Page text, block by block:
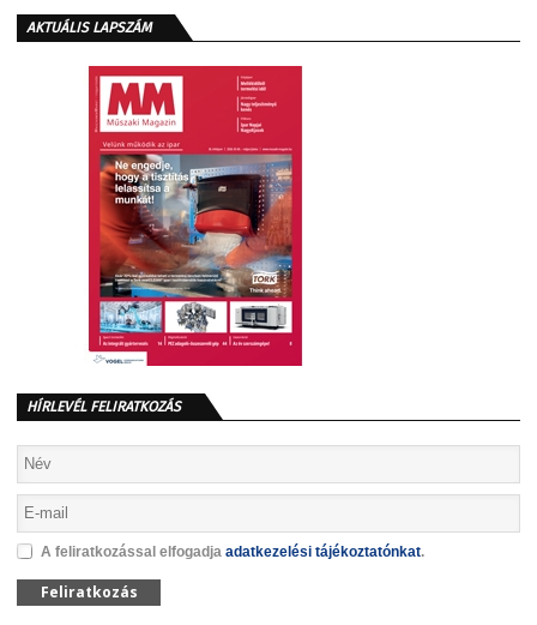
AKTUÁLIS LAPSZÁM
HÍRLEVÉL FELIRATKOZÁS
A feliratkozással elfogadja adatkezelési tájékoztatónkat.
Feliratkozás